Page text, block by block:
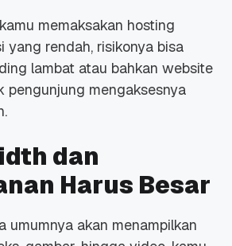
memaksakan hosting
yang rendah, risikonya bisa
lambat atau bahkan website
pengunjung mengaksesnya
dan
Harus Besar
umumnya akan menampilkan